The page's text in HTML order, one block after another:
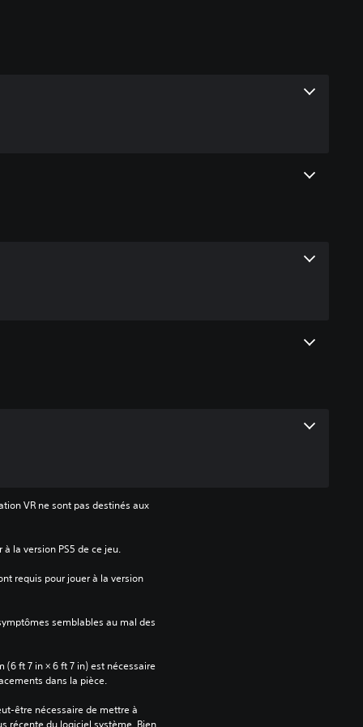
VR ne sont pas destinés aux
à la version PS5 de ce jeu.
requis pour jouer à la version
semblables au mal des
ft 7 in × 6 ft 7 in) est nécessaire
dans la pièce.
être nécessaire de mettre à
récente du logiciel système. Bien